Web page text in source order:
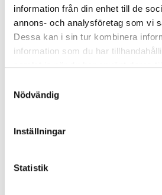
information från din enhet till de
annons- och analysföretag som vi
Dessa kan i sin tur kombinera
information som du har
Nödvändig
Inställningar
Statistik